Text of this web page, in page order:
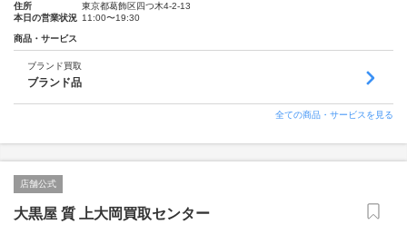
住所
東京都葛飾区四つ木4-2-13
本日の営業状況 11:00〜19:30
商品・サービス
ブランド買取
ブランド品
全ての商品・サービスを見る
店舗公式
大黒屋 質 上大岡買取センター